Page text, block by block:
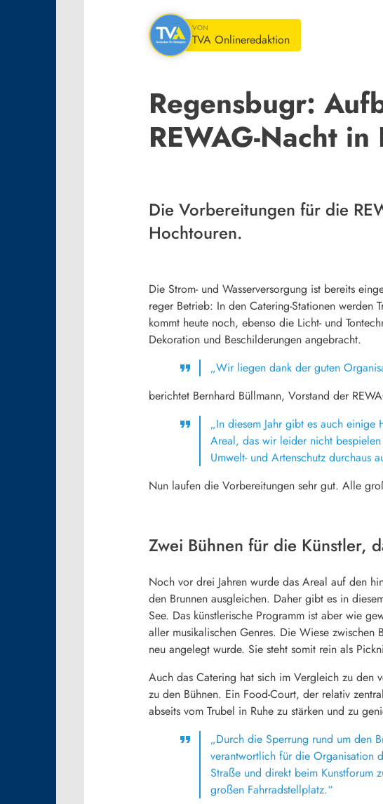
VON
TVA Onlineredaktion
Regensbugr:
REWAG-Nacht
Die Vorbereitungen für die
Hochtouren.
Die Strom- und Wasserversorgung ist bereits
reger Betrieb: In den Catering-Stationen werden
kommt heute noch, ebenso die Licht- und
Dekoration und Beschilderungen angebracht.
„Wir liegen dank der guten
berichtet Bernhard Büllmann, Vorstand der
„In diesem Jahr gibt es auch
Areal, das wir leider nicht
Umwelt- und Artenschutz durchaus
Nun laufen die Vorbereitungen sehr gut. Alle
Zwei Bühnen für die Künstler,
Noch vor drei Jahren wurde das Areal auf den
den Brunnen ausgleichen. Daher gibt es in
See. Das künstlerische Programm ist aber wie
aller musikalischen Genres. Die Wiese zwischen
neu angelegt wurde. Sie steht somit rein als
Auch das Catering hat sich im Vergleich zu den
zu den Bühnen. Ein Food-Court, der relativ
abseits vom Trubel in Ruhe zu stärken und zu
„Durch die Sperrung rund um den
verantwortlich für die Organisation
Straße und direkt beim Kunstforum
großen Fahrradstellplatz.“